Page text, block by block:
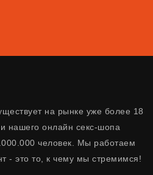
на рынке уже более 18
нашего онлайн секс-шопа
человек. Мы работаем
- это то, к чему мы стремимся!